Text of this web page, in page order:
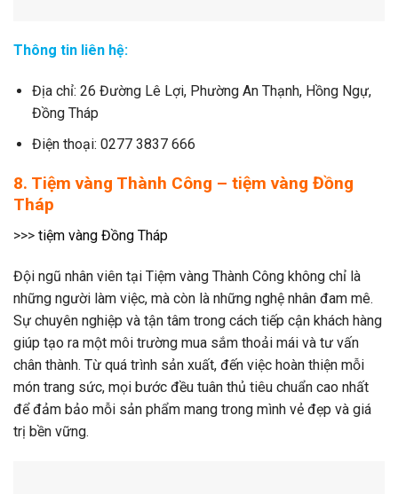
Thông tin liên hệ:
Địa chỉ: 26 Đường Lê Lợi, Phường An Thạnh, Hồng Ngự,
Đồng Tháp
Điện thoại: 0277 3837 666
8. Tiệm vàng Thành Công – tiệm vàng Đồng
Tháp
>>> tiệm vàng Đồng Tháp
Đội ngũ nhân viên tại Tiệm vàng Thành Công không chỉ là
những người làm việc, mà còn là những nghệ nhân đam mê.
Sự chuyên nghiệp và tận tâm trong cách tiếp cận khách hàng
giúp tạo ra một môi trường mua sắm thoải mái và tư vấn
chân thành. Từ quá trình sản xuất, đến việc hoàn thiện mỗi
món trang sức, mọi bước đều tuân thủ tiêu chuẩn cao nhất
để đảm bảo mỗi sản phẩm mang trong mình vẻ đẹp và giá
trị bền vững.